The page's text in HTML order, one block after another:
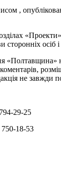
,
сторонніх осіб
«Полтавщина»
коментарів,
не завжди
29-25
18-53